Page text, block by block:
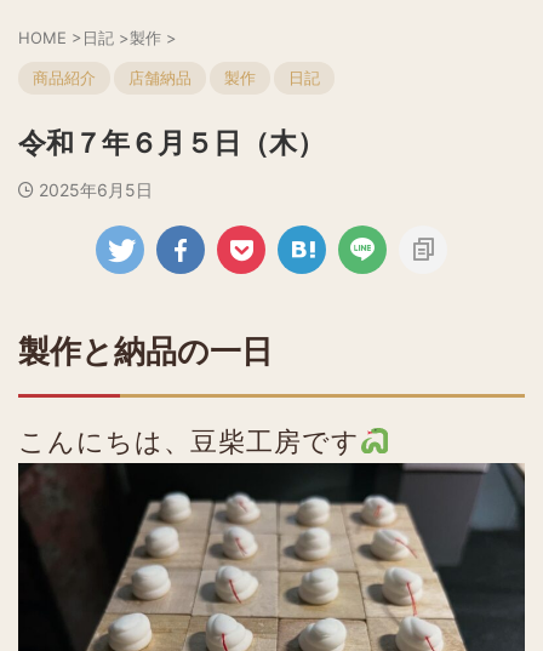
HOME >日記 >製作 >
商品紹介 店舗納品 製作 日記
令和７年６月５日（木）
2025年6月5日
製作と納品の一日
こんにちは、豆柴工房です